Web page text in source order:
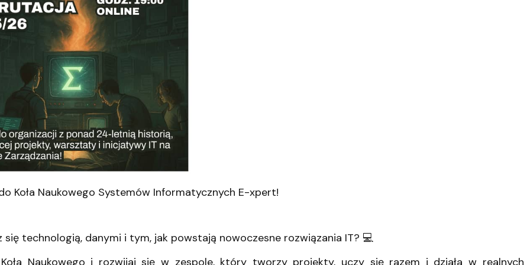
Koła Naukowego Systemów Informatycznych E-xpert!
się technologią, danymi i tym, jak powstają nowoczesne rozwiązania IT? 💻